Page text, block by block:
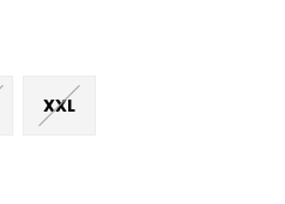
XXL